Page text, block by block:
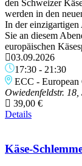
den Schweizer
werden in den
In der einzigartigen
Sie an diesem
europäischen
03.09.2026
17:30 - 21:30
ECC - European
Owiedenfeldstr.
39,00 €
Details
Käse-